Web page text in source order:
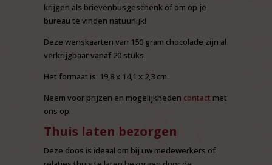
krijgen als brievenbusgeschenk of om op je
bureau te vinden natuurlijk!
Deze wenskaarten van 150 gram chocolade zijn al
verkrijgbaar vanaf 20 stuks.
Het formaat is: 19,8 x 14,1 x 2,3 cm.
Neem voor prijzen en mogelijkheden contact met
ons op.
Thuis laten bezorgen
Deze doos is ideaal om bij uw medewerkers of